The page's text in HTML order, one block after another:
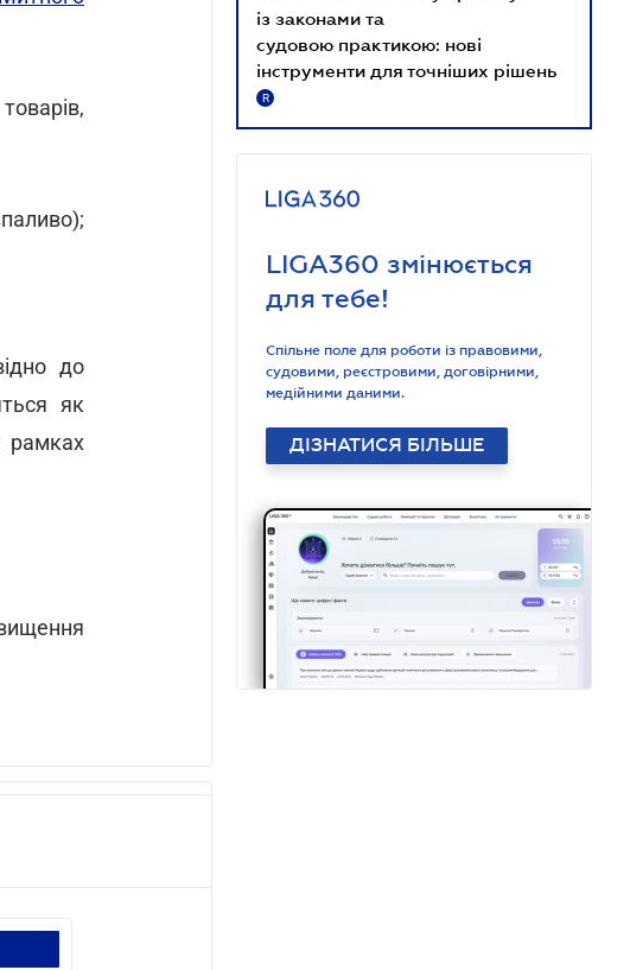
до
як
рамках
із законами та
судовою практикою: нові
інструменти для точніших рішень
R
LIGA360 змінюється
для тебе!
Спільне поле для роботи із правовими,
судовими, реєстровими, договірними,
медійними даними.
ДІЗНАТИСЯ БІЛЬШЕ